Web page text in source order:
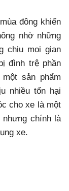
đông khiến
nhờ những
chịu mọi gian
đình trệ phần
sản phẩm
nhiều tổn hại
cho xe là một
chính là
xe.